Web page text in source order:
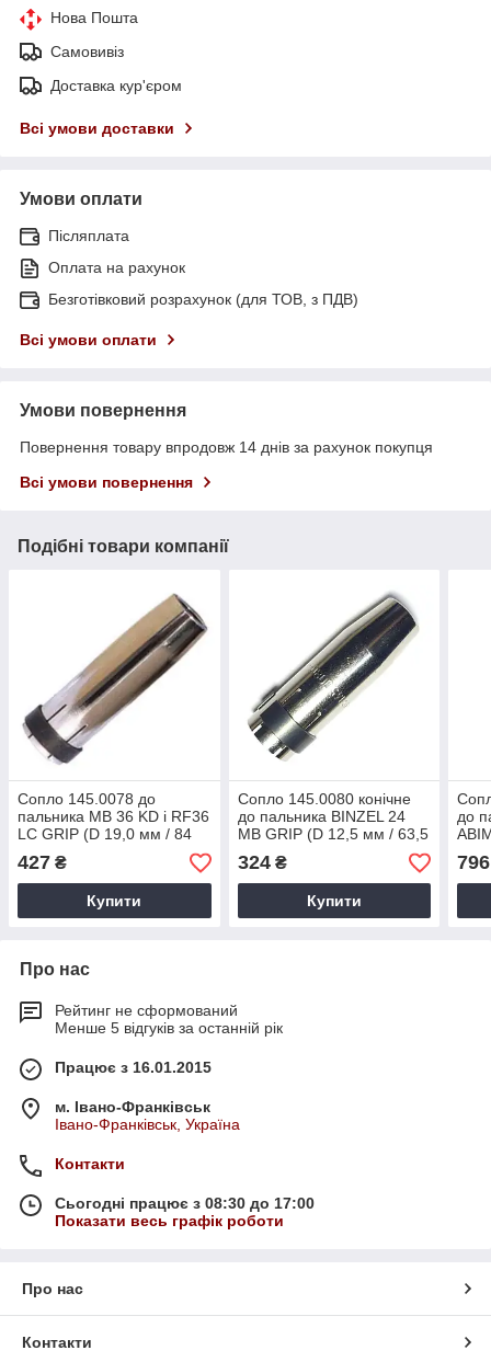
Нова Пошта
Самовивіз
Доставка кур'єром
Всі умови доставки
Умови оплати
Післяплата
Оплата на рахунок
Безготівковий розрахунок (для ТОВ, з ПДВ)
Всі умови оплати
Умови повернення
Повернення товару впродовж 14 днів за рахунок покупця
Всі умови повернення
Подібні товари компанії
Сопло 145.0078 до
пальника MB 36 KD і RF36
LC GRIP (D 19,0 мм / 84
мм)
427 ₴
Купити
Сопло 145.0080 конічне
до пальника BINZEL 24
MB GRIP (D 12,5 мм / 63,5
мм)
324₴
Купити
до
18 /
796
Про нас
Рейтинг не сформований
Менше 5 відгуків за останній рік
Працює з 16.01.2015
м. Івано-Франківськ
Івано-Франківськ, Україна
Контакти
Сьогодні працює з 08:30 до 17:00
Показати весь графік роботи
Про нас
Контакти